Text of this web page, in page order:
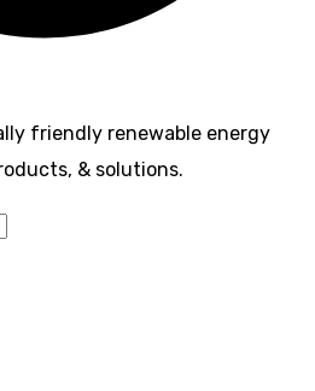
friendly renewable energy
& solutions.